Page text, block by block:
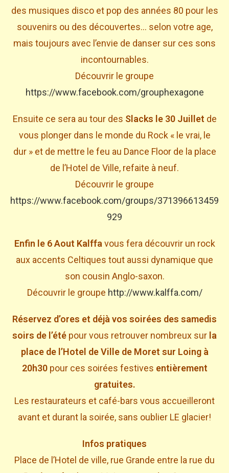
des musiques disco et pop des années 80 pour les
souvenirs ou des découvertes… selon votre age,
mais toujours avec l’envie de danser sur ces sons
incontournables.
Découvrir le groupe
https://www.facebook.com/grouphexagone
Ensuite ce sera au tour des Slacks le 30 Juillet de
vous plonger dans le monde du Rock « le vrai, le
dur » et de mettre le feu au Dance Floor de la place
de l’Hotel de Ville, refaite à neuf.
Découvrir le groupe
https://www.facebook.com/groups/371396613459
929
Enfin le 6 Aout Kalffa vous fera découvrir un rock
aux accents Celtiques tout aussi dynamique que
son cousin Anglo-saxon.
Découvrir le groupe http://www.kalffa.com/
Réservez d’ores et déjà vos soirées des samedis
soirs de l’été pour vous retrouver nombreux sur la
place de l’Hotel de Ville de Moret sur Loing à
20h30pour ces soirées festives entièrement
gratuites.
Les restaurateurs et café-bars vous accueilleront
avant et durant la soirée, sans oublier LE glacier!
Infos pratiques
Place de l’Hotel de ville, rue Grande entre la rue du